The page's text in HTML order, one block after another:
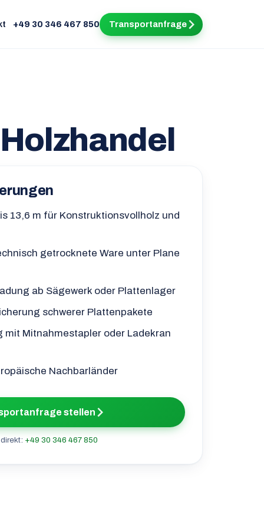
+49 30 346 467 850 Transportanfrage
13,6 m für Konstruktionsvollholz und
getrocknete Ware unter Plane
ab Sägewerk oder Plattenlager
schwerer Plattenpakete
mit Mitnahmestapler oder Ladekran
Nachbarländer
stellen
+49 30 346 467 850